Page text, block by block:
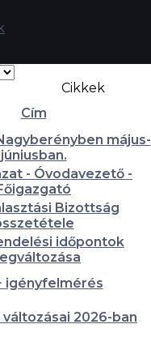
Cikkek
Cím
május-
júniusban.
- Óvodavezető -
Bizottság
időpontok
igényfelmérés
2026-ban